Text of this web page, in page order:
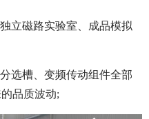
立磁路实验室、成品模拟
选槽、变频传动组件全部
品质波动;